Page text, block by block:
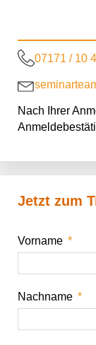
07171 / 10
Nach Ihrer
Jetzt zum
Vorname
Nachname